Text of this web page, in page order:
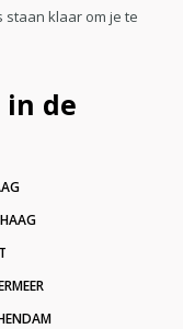
klaar om je te
in de